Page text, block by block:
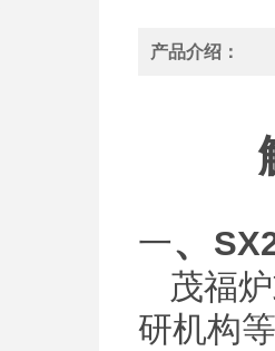
产品介绍：
一、
茂福
研机构